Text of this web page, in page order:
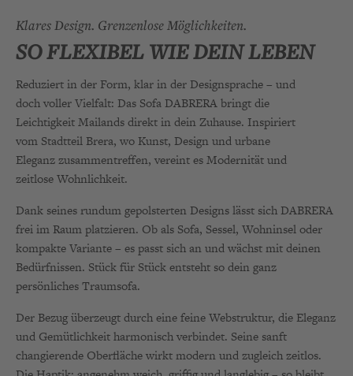
Klares Design. Grenzenlose Möglichkeiten.
SO FLEXIBEL WIE DEIN LEBEN
Reduziert in der Form, klar in der Designsprache – und
doch voller Vielfalt: Das Sofa DABRERA bringt die
Leichtigkeit Mailands direkt in dein Zuhause. Inspiriert
vom Stadtteil Brera, wo Kunst, Design und urbane
Eleganz zusammentreffen, vereint es Modernität und
zeitlose Wohnlichkeit.
Dank seines rundum gepolsterten Designs lässt sich DABRERA
frei im Raum platzieren. Ob als Sofa, Sessel, Wohninsel oder
kompakte Variante – es passt sich an und wächst mit deinen
Bedürfnissen. Stück für Stück entsteht so dein ganz
persönliches Traumsofa.
Der Bezug überzeugt durch eine feine Webstruktur, die Eleganz
und Gemütlichkeit harmonisch verbindet. Seine sanft
changierende Oberfläche wirkt modern und zugleich zeitlos.